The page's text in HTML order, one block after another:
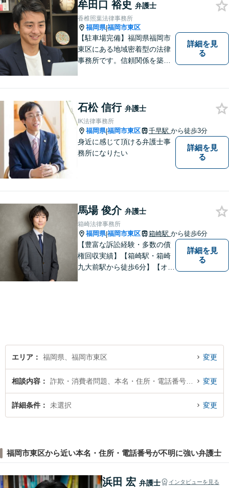
牟田口 裕史 弁護士
香椎照葉法律事務所
福岡県|福岡市東区
【駐車場完備】福岡県福岡市
東区にある地域密着型の法律
事務所です。信頼関係を築
方は気軽にご相談ください。
詳細を見
る
石松 信行 弁護士
IK法律事務所
福岡県|福岡市東区 千早駅 から徒歩3分
身近に感じて頂ける弁護士事
務所になりたい
詳細を見
る
馬場 俊介 弁護士
箱崎法律事務所
福岡県|福岡市東区 箱崎駅 から徒歩6分
【豊富な訴訟経験・多数の債
権回収実績】【箱崎駅・箱崎
九大前駅から徒歩6分】【オン
す。
詳細を見
る
エリア 福岡県、福岡市東区 変更
相談内容 変更
詳細条件 未選択 変更
福岡市東区から近い本名・住所・電話番号が不明に強い弁護士
浜田 宏 弁護士 インタビューを見る